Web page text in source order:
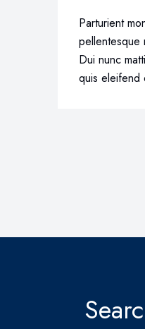
Parturient
pellentesque
Dui nunc
quis eleifend